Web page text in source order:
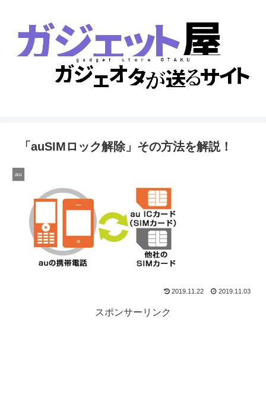
「auSIMロック解除」その方法を解説！
au
2019.11.22 2019.11.03
スポンサーリンク